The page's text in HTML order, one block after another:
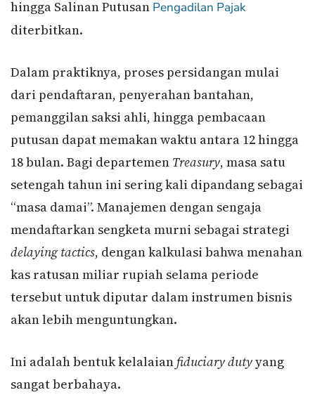
hingga Salinan Putusan Pengadilan Pajak
diterbitkan.
Dalam praktiknya, proses persidangan mulai
dari pendaftaran, penyerahan bantahan,
pemanggilan saksi ahli, hingga pembacaan
putusan dapat memakan waktu antara 12 hingga
18 bulan. Bagi departemen Treasury, masa satu
setengah tahun ini sering kali dipandang sebagai
“masa damai”. Manajemen dengan sengaja
mendaftarkan sengketa murni sebagai strategi
delaying tactics, dengan kalkulasi bahwa menahan
kas ratusan miliar rupiah selama periode
tersebut untuk diputar dalam instrumen bisnis
akan lebih menguntungkan.
Ini adalah bentuk kelalaianfiduciary dutyyang
sangat berbahaya.